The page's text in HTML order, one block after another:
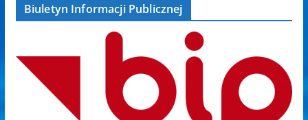
Biuletyn Informacji Publicznej